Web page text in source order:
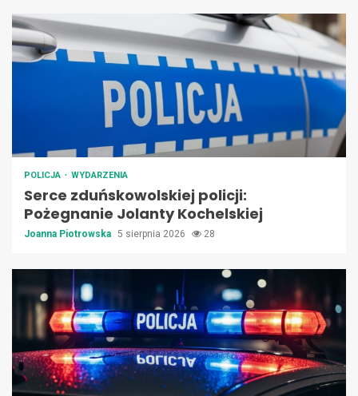
POLICJA WYDARZENIA
Serce zduńskowolskiej policji:
Pożegnanie Jolanty Kochelskiej
Joanna Piotrowska 5 sierpnia 2026 28